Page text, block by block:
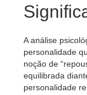
A análise
personalidade
noção de
equilibrada
personalidade